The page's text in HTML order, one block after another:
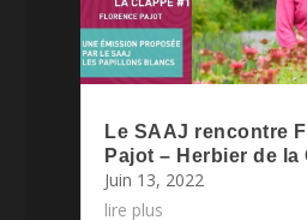
Le SAAJ rencontre
Pajot – Herbier de la
Juin 13, 2022
lire plus